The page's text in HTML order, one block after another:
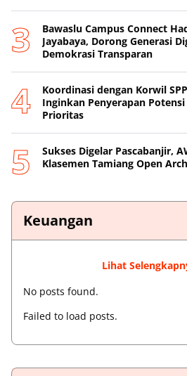
Bawaslu Campus Connect
Jayabaya, Dorong Generasi
Demokrasi Transparan
Koordinasi dengan Korwil
Inginkan Penyerapan
Prioritas
Sukses Digelar Pascabanjir,
Klasemen Tamiang Open
Keuangan
Lihat
No posts found.
Failed to load posts.